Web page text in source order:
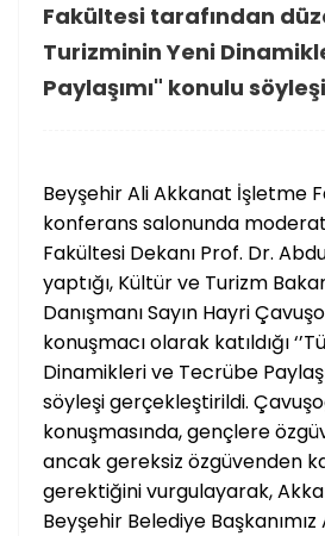
Fakültesi tarafından
Turizminin Yeni
Paylaşımı" konulu
Beyşehir Ali Akkanat İşletme
konferans salonunda
Fakültesi Dekanı Prof. Dr.
yaptığı, Kültür ve Turizm
Danışmanı Sayın Hayri
konuşmacı olarak katıldığı
Dinamikleri ve Tecrübe
söyleşi gerçekleştirildi.
konuşmasında, gençlere
ancak gereksiz özgüvenden
gerektiğini vurgulayarak,
Beyşehir Belediye Başkanımız